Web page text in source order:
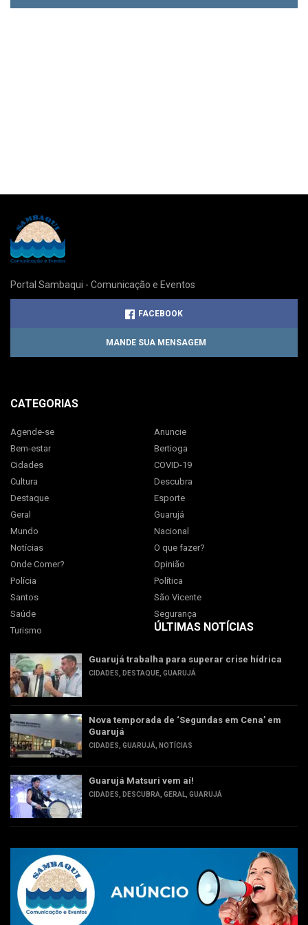
Portal Sambaqui - Comunicação e Eventos
FACEBOOK
MANDE SUA MENSAGEM
CATEGORIAS
Agende-se
Anuncie
Bem-estar
Bertioga
Cidades
COVID-19
Cultura
Descubra
Destaque
Esporte
Geral
Guarujá
Mundo
Nacional
Notícias
O que fazer?
Onde Comer?
Opinião
Polícia
Política
Santos
São Vicente
Saúde
Segurança
Turismo
ÚLTIMAS NOTÍCIAS
Guarujá trabalha para superar crise hídrica
CIDADES DESTAQUE GUARUJÁ
Nova temporada de ‘Segundas em Cena’ em
Guarujá
CIDADES GUARUJÁ NOTÍCIAS
Guarujá Matsuri vem aí!
CIDADES DESCUBRA GERAL GUARUJÁ